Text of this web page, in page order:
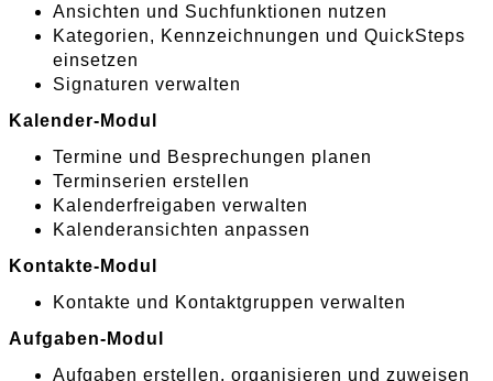
Ansichten und Suchfunktionen nutzen
Kategorien, Kennzeichnungen und QuickSteps
einsetzen
Signaturen verwalten
Kalender-Modul
Termine und Besprechungen planen
Terminserien erstellen
Kalenderfreigaben verwalten
Kalenderansichten anpassen
Kontakte-Modul
Kontakte und Kontaktgruppen verwalten
Aufgaben-Modul
Aufgaben erstellen, organisieren und zuweisen